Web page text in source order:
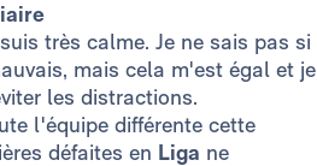
très calme. Je ne sais pas si
mais cela m'est égal et je
les distractions.
l'équipe différente cette
défaites en Liga ne